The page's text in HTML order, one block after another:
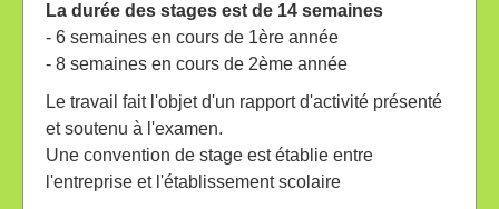
La durée des stages est de 14 semaines
- 6 semaines en cours de 1ère année
- 8 semaines en cours de 2ème année
Le travail fait l'objet d'un rapport d'activité présenté
et soutenu à l'examen.
Une convention de stage est établie entre
l'entreprise et l'établissement scolaire